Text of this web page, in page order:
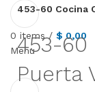
0 items / $ 0,00
Menu
453-60 Cocina
453-60
Puerta